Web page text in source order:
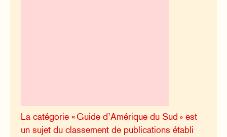
La catégorie « Guide d’Amérique du Sud » est
un sujet du classement de publications établi